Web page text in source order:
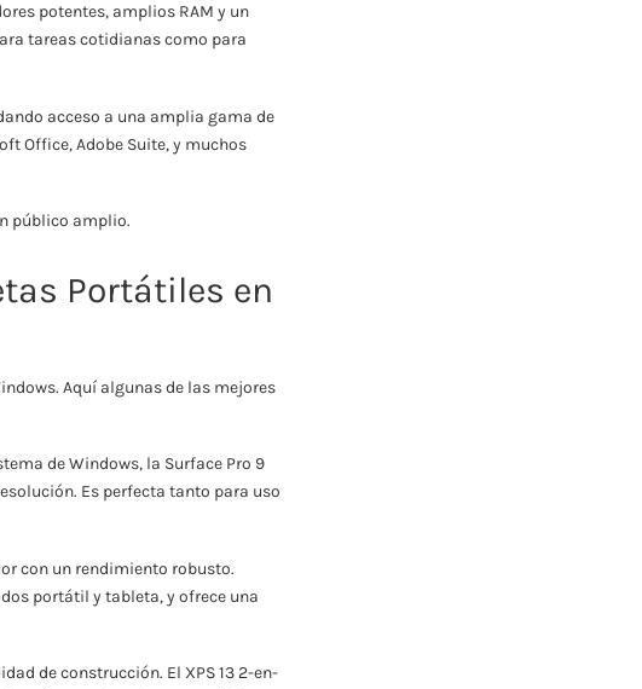
potentes, amplios RAM y un
tareas cotidianas como para
acceso a una amplia gama de
Office, Adobe Suite, y muchos
público amplio.
Portátiles en
Aquí algunas de las mejores
de Windows, la Surface Pro 9
Es perfecta tanto para uso
con un rendimiento robusto.
portátil y tableta, y ofrece una
de construcción. El XPS 13 2-en-